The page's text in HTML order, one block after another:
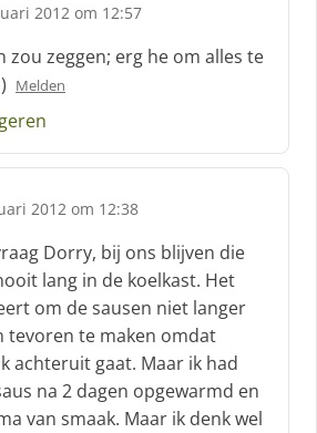
2012 om 12:57
zou zeggen; erg he om alles te
Melden
2012 om 12:38
Dorry, bij ons blijven die
lang in de koelkast. Het
om de sausen niet langer
tevoren te maken omdat
achteruit gaat. Maar ik had
na 2 dagen opgewarmd en
van smaak. Maar ik denk wel